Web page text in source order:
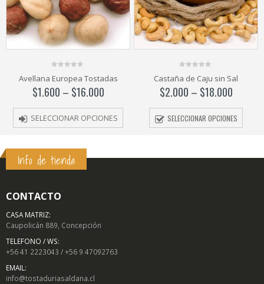
out
of
5
Castaña de Caju sin Sal
$2.000 – $18.000
SELECCIONAR OPCIONES
out
of
5
Castañas de Caju con sal
$2.000 – $18.000
SELECCIONAR OPCIONES
Info de tienda
CONTACTO
CASA MATRIZ:
Caupolicán 889, Concepción
TELEFONO / WS:
+56 41 2223043 / +56 9 47092763
EMAIL:
info@tostaduriasaldana.cl